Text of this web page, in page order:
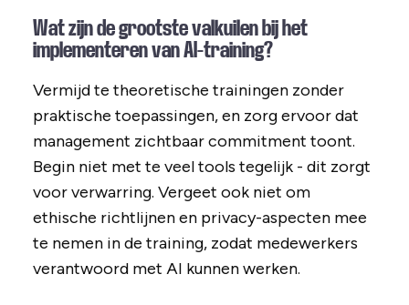
Wat zijn de grootste valkuilen bij het
implementeren van AI-training?
Vermijd te theoretische trainingen zonder
praktische toepassingen, en zorg ervoor dat
management zichtbaar commitment toont.
Begin niet met te veel tools tegelijk - dit zorgt
voor verwarring. Vergeet ook niet om
ethische richtlijnen en privacy-aspecten mee
te nemen in de training, zodat medewerkers
verantwoord met AI kunnen werken.